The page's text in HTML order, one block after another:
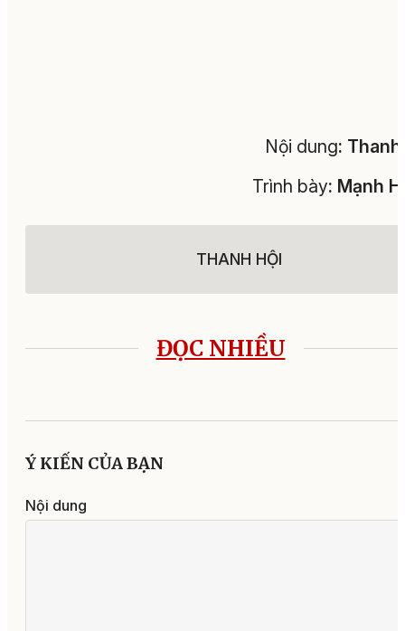
Nội dung:
Trình bày: Mạnh
THANH HỘI
ĐỌC NHIỀU
Ý KIẾN CỦA BẠN
Nội dung